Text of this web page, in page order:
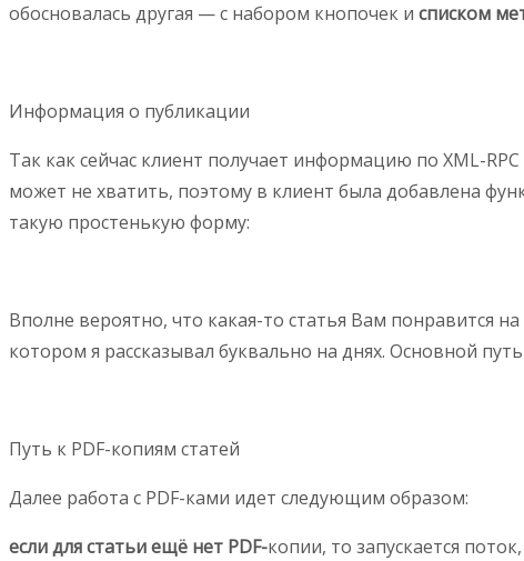
обосновалась другая — с набором кнопочек и списком
Информация о публикации
Так как сейчас клиент получает информацию по XML-
может не хватить, поэтому в клиент была добавлена
такую простенькую форму:
Вполне вероятно, что какая-то статья Вам понравится
котором я рассказывал буквально на днях. Основной
Путь к PDF-копиям статей
Далее работа с PDF-ками идет следующим образом:
если для статьи ещё нет PDF-копии, то запускается